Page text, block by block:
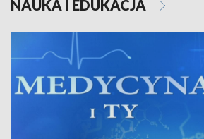
NAUKA I EDUKACJA